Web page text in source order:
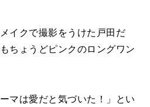
イクで撮影をうけた戸田だ
ちょうどピンクのロングワン
マは愛だと気づいた！」とい